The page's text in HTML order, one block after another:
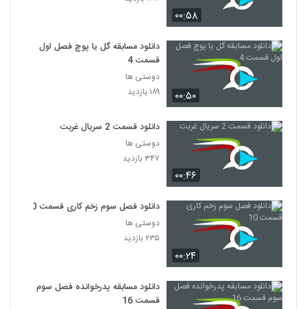
۰۰:۵۸
۰۰:۵۰
دانلود مسابقه گل یا پوچ فصل اول
قسمت 4
دوستی ها
۱۸۹ بازدید
۰۰:۴۶
دانلود قسمت 2 سریال غربت
دوستی ها
۳۴۷ بازدید
۰۰:۲۴
دانلود فصل سوم زخم کاری قسمت 10
دوستی ها
۲۳۵ بازدید
دانلود مسابقه پدرخوانده فصل سوم
قسمت 16